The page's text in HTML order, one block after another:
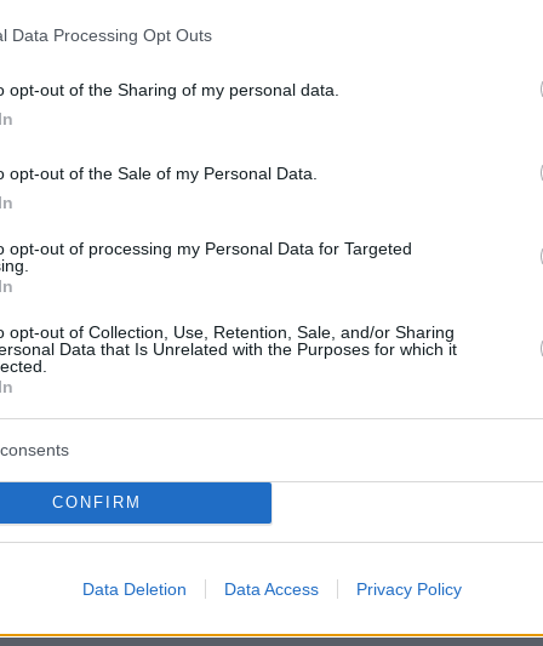
Data Processing Opt Outs
opt-out of the Sharing of my personal data.
opt-out of the Sale of my Personal Data.
opt-out of processing my Personal Data for Targeted
opt-out of Collection, Use, Retention, Sale, and/or Sharing
Data that Is Unrelated with the Purposes for which it
CONFIRM
Data Deletion Data Access Privacy Policy
πρώην πρωθυπουργό, «χρειαζόμαστε έναν
Που κατανοεί την υγιή οικονομία, το
παραγωγικό μοντέλο, την κοινωνική συνοχή,
και την πρόοδο της πατρίδας μας» αντέτεινε
ακόμη ένα «νέο παραγωγικό
χρηματοδότησή του μέσα από τη
Ταμείου Σύγκλισης με στόχο την κατεύθυνση
επενδύσεων σε τομείς στρατηγικής
της σύμπραξης του δημόσιου με τον
και της μόχλευσης ιδιωτικών κεφαλαίων».